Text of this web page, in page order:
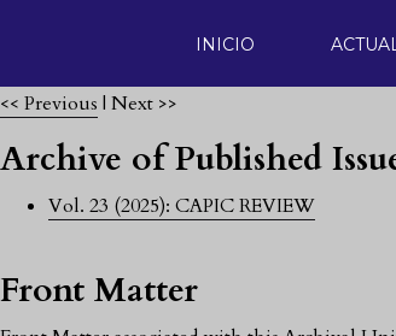
INICIO
<< Previous | Next >>
Archive of Published
Vol. 23 (2025): CAPIC REVIEW
Front Matter